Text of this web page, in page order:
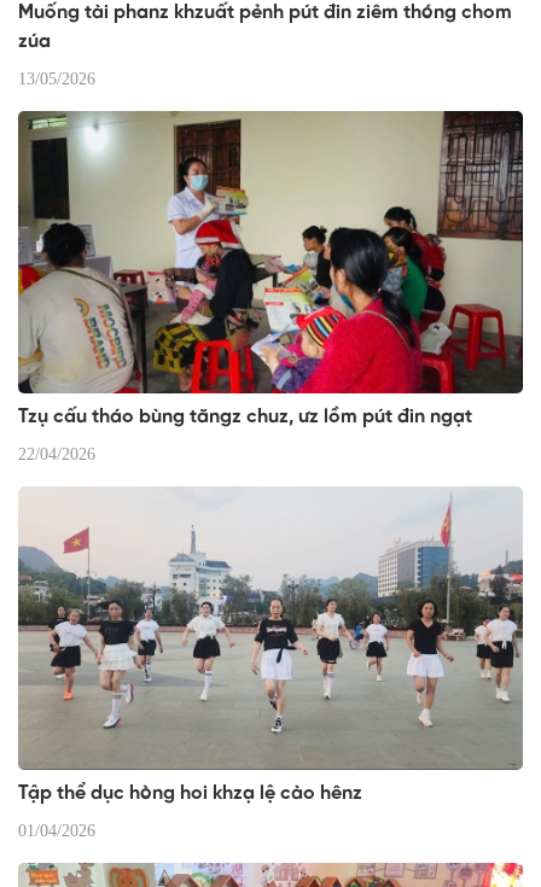
Muống tài phanz khzuất pẻnh pút đin ziêm thóng chom
zúa
13/05/2026
Tzụ cấu tháo bùng tăngz chuz, ưz lồm pút đin ngạt
22/04/2026
Tập thể dục hòng hoi khzạ lệ cào hênz
01/04/2026